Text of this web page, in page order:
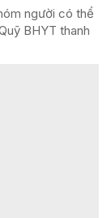
người có thể
BHYT thanh